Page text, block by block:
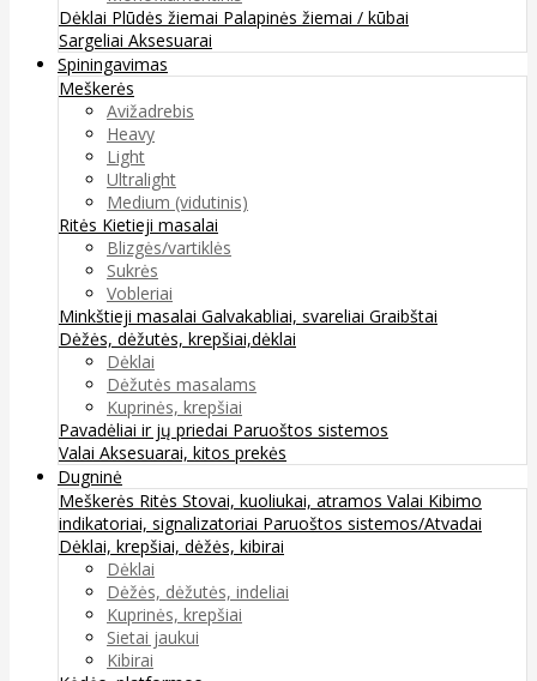
Dėklai Plūdės žiemai Palapinės žiemai / kūbai
Sargeliai Aksesuarai
Spiningavimas
Meškerės
Avižadrebis
Heavy
Light
Ultralight
Medium (vidutinis)
Ritės Kietieji masalai
Blizgės/vartiklės
Sukrės
Vobleriai
Minkštieji masalai Galvakabliai, svareliai Graibštai
Dėžės, dėžutės, krepšiai,dėklai
Dėklai
Dėžutės masalams
Kuprinės, krepšiai
Pavadėliai ir jų priedai Paruoštos sistemos
Valai Aksesuarai, kitos prekės
Dugninė
Meškerės Ritės Stovai, kuoliukai, atramos Valai Kibimo
indikatoriai, signalizatoriai Paruoštos sistemos/Atvadai
Dėklai, krepšiai, dėžės, kibirai
Dėklai
Dėžės, dėžutės, indeliai
Kuprinės, krepšiai
Sietai jaukui
Kibirai